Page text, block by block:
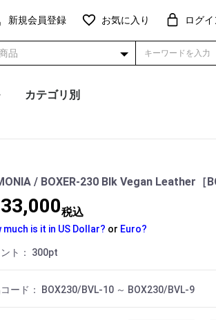
新規会員登録 お気に入り ログイ
カテゴリ別
/ BOXER-230 Blk Vegan Leather［
税込
much is it in US Dollar? or Euro?
ト： 300pt
ード： BOX230/BVL-10 ～ BOX230/BVL-9